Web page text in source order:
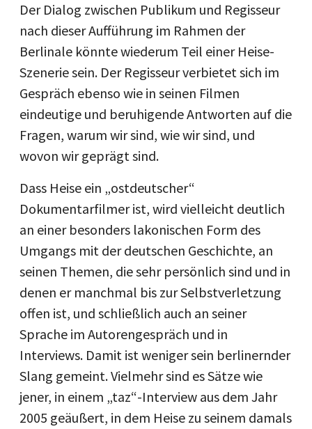
Der Dialog zwischen Publikum und Regisseur
nach dieser Aufführung im Rahmen der
Berlinale könnte wiederum Teil einer Heise-
Szenerie sein. Der Regisseur verbietet sich im
Gespräch ebenso wie in seinen Filmen
eindeutige und beruhigende Antworten auf die
Fragen, warum wir sind, wie wir sind, und
wovon wir geprägt sind.
Dass Heise ein „ostdeutscher“
Dokumentarfilmer ist, wird vielleicht deutlich
an einer besonders lakonischen Form des
Umgangs mit der deutschen Geschichte, an
seinen Themen, die sehr persönlich sind und in
denen er manchmal bis zur Selbstverletzung
offen ist, und schließlich auch an seiner
Sprache im Autorengespräch und in
Interviews. Damit ist weniger sein berlinernder
Slang gemeint. Vielmehr sind es Sätze wie
jener, in einem „taz“-Interview aus dem Jahr
2005 geäußert, in dem Heise zu seinem damals